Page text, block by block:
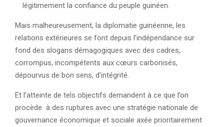
légitimement la confiance du peuple guinéen.
Mais malheureusement, la diplomatie guinéenne, les
relations extérieures se font depuis l’indépendance sur
fond des slogans démagogiques avec des cadres,
corrompus, incompétents aux cœurs carbonisés,
dépourvus de bon sens, d’intégrité.
Et l’atteinte de tels objectifs demandent à ce que l’on
procède à des ruptures avec une stratégie nationale de
gouvernance économique et sociale axée prioritairement